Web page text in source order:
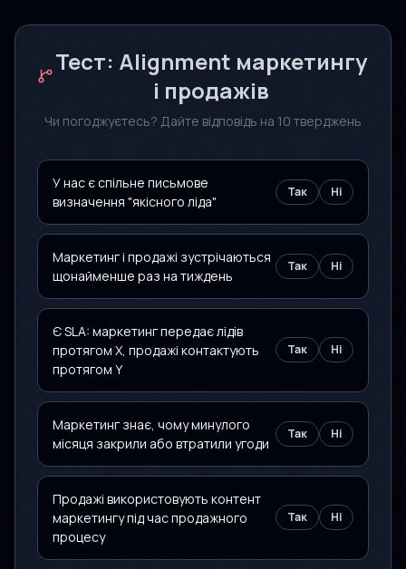
Тест: Alignment маркетингу
і продажів
Чи погоджуєтесь? Дайте відповідь на 10 тверджень
У нас є спільне письмове
визначення "якісного ліда"
Так Ні
Маркетинг і продажі зустрічаються
щонайменше раз на тиждень
Так Ні
Є SLA: маркетинг передає лідів
протягом X, продажі контактують
протягом Y
Так Ні
Маркетинг знає, чому минулого
місяця закрили або втратили угоди
Так Ні
Продажі використовують контент
маркетингу під час продажного
процесу
Так Ні